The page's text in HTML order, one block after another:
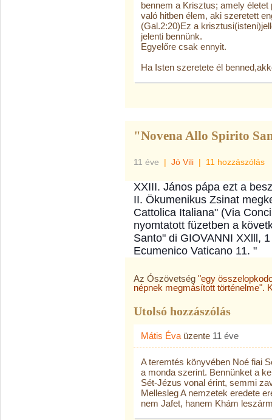
bennem a Krisztus; amely
való hitben élem, aki szeretett
(Gal.2:20)Ez a
jelenti bennünk.
Egyelőre csak ennyit.
Ha Isten szeretete él
"Novena Allo Spirito
11 éve | Jó Vili | 11 hozzászólás
XXIII. János pápa ezt a
II. Ökumenikus Zsinat
Cattolica Italiana" (Via
nyomtatott füzetben a
Santo" di GIOVANNI XXlll,
Ecumenico Vaticano 11. "
Az Ószövetség "egy
népnek megmásított történelme".
Utolsó hozzászólás
Mátis Éva üzente 11 éve
A teremtés könyvében Noé fiai
a monda szerint. Bennünket a
Sét-Jézus vonal érint, semmi
Mellesleg A nemzetek eredete
nem Jafet, hanem Khám